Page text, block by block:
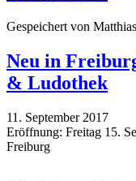
Gespeichert von
Neu in
& Ludothek
11. September 2017
Eröffnung: Freitag 15.
Freiburg